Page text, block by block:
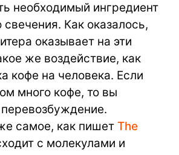
необходимый ингредиент
свечения. Как оказалось,
оказывает на эти
же воздействие, как
кофе на человека. Если
много кофе, то вы
самое, как пишет The
с молекулами и